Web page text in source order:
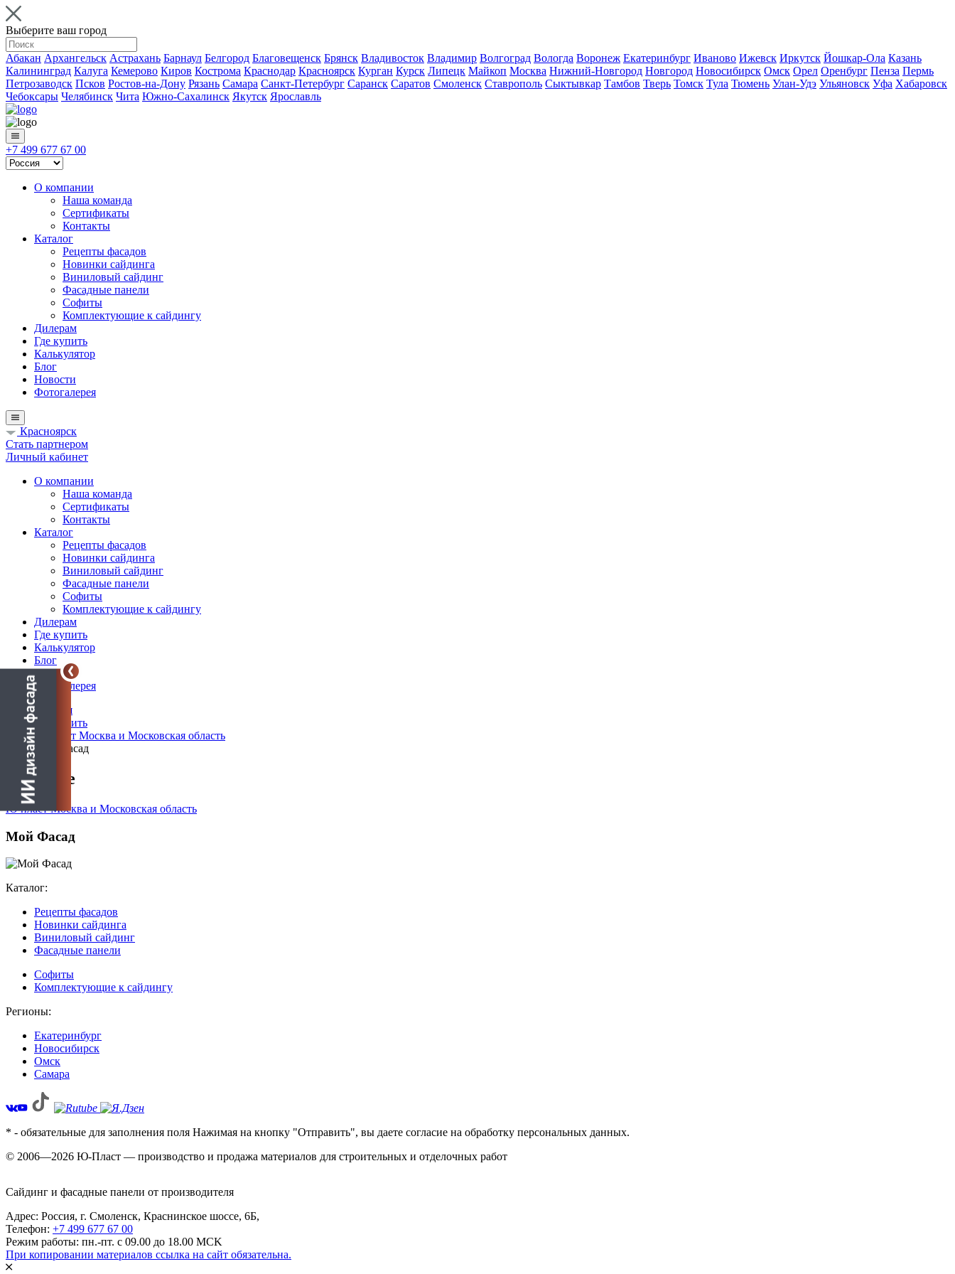
Выберите ваш город
Абакан Архангельск Астрахань Барнаул Белгород Благовещенск Брянск Владивосток Владимир Волгоград Вологда Воронеж Екатеринбург Иваново Ижевск Иркутск Йошкар-Ола Казань
Калининград Калуга Кемерово Киров Кострома Краснодар Красноярск Курган Курск Липецк Майкоп Москва Нижний-Новгород Новгород Новосибирск Омск Орел Оренбург Пенза Пермь
Петрозаводск Псков Ростов-на-Дону Рязань Самара Санкт-Петербург Саранск Саратов Смоленск Ставрополь Сыктывкар Тамбов Тверь Томск Тула Тюмень Улан-Удэ Ульяновск Уфа Хабаровск
Чебоксары Челябинск Чита Южно-Сахалинск Якутск Ярославль
+7 499 677 67 00
О компании
Наша команда
Сертификаты
Контакты
Каталог
Рецепты фасадов
Новинки сайдинга
Виниловый сайдинг
Фасадные панели
Софиты
Комплектующие к сайдингу
Дилерам
Где купить
Калькулятор
Блог
Новости
Фотогалерея
Красноярск
Стать партнером
Личный кабинет
О компании
Наша команда
Сертификаты
Контакты
Каталог
Рецепты фасадов
Новинки сайдинга
Виниловый сайдинг
Фасадные панели
Софиты
Комплектующие к сайдингу
Дилерам
Где купить
Калькулятор
Блог
Новости
Фотогалерея
Главная
Где купить
Ю-пласт Москва и Московская область
Мой Фасад
О салоне
Ю-пласт Москва и Московская область
Мой Фасад
Каталог:
Рецепты фасадов
Новинки сайдинга
Виниловый сайдинг
Фасадные панели
Софиты
Комплектующие к сайдингу
Регионы:
Екатеринбург
Новосибирск
Омск
Самара
* - обязательные для заполнения поля Нажимая на кнопку "Отправить", вы даете согласие на обработку персональных данных.
© 2006—2026 Ю-Пласт — производство и продажа материалов для строительных и отделочных работ
Сайдинг и фасадные панели от производителя
Адрес: Россия, г. Смоленск, Краснинское шоссе, 6Б,
Телефон: +7 499 677 67 00
Режим работы: пн.-пт. с 09.00 до 18.00 MCK
При копировании материалов ссылка на сайт обязательна.